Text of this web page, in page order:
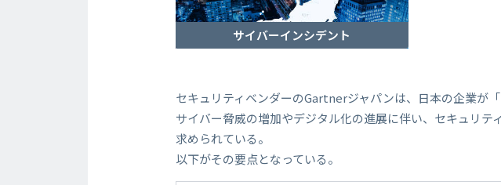
サイバーインシデント
セキュリティベンダーのGartnerジャパンは、日本の企業が
サイバー脅威の増加やデジタル化の進展に伴い、セキュリ
求められている。
以下がその要点となっている。